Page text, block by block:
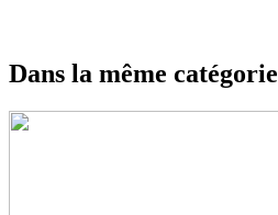
Dans la même catégorie